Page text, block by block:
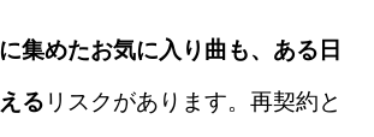
集めたお気に入り曲も、ある日
る リスクがあります。再契約と